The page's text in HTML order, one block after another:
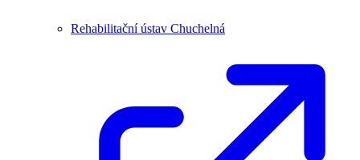
Rehabilitační ústav Chuchelná